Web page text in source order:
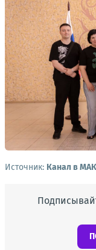
Источник: Канал в